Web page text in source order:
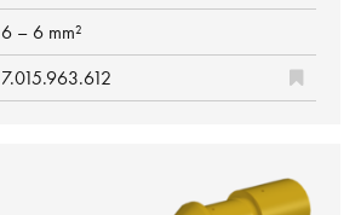
6 – 6 mm²
7.015.963.612